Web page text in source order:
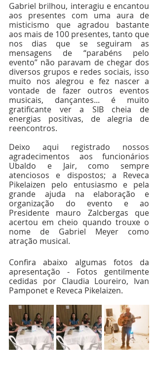
Gabriel brilhou, interagiu e encantou
aos presentes com uma aura de
misticismo que agradou bastante
aos mais de 100 presentes, tanto que
nos dias que se seguiram as
mensagens de “parabéns pelo
evento” não paravam de chegar dos
diversos grupos e redes sociais, isso
muito nos alegrou e fez nascer a
vontade de fazer outros eventos
musicais, dançantes... é muito
gratificante ver a SIB cheia de
energias positivas, de alegria de
reencontros.
Deixo aqui registrado nossos
agradecimentos aos funcionários
Ubaldo e Jair, como sempre
atenciosos e dispostos; a Reveca
Pikelaizen pelo entusiasmo e pela
grande ajuda na elaboração e
organização do evento e ao
Presidente mauro Zalcbergas que
acertou em cheio quando trouxe o
nome de Gabriel Meyer como
atração musical.
Confira abaixo algumas fotos da
apresentação - Fotos gentilmente
cedidas por Claudia Loureiro, Ivan
Pamponet e Reveca Pikelaizen.